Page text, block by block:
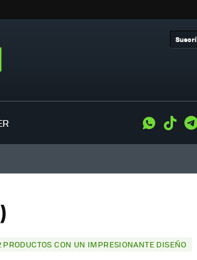
CON UN IMPRESIONANTE DISEÑO